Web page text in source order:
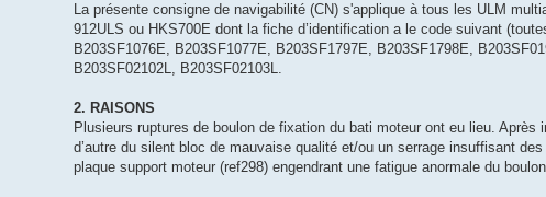
La présente consigne de navigabilité (CN) s'applique à tous les ULM
912ULS ou HKS700E dont la fiche d’identification a le code suivant
B203SF1076E, B203SF1077E, B203SF1797E, B203SF1798E,
B203SF02102L, B203SF02103L.
2. RAISONS
Plusieurs ruptures de boulon de fixation du bati moteur ont eu lieu.
d’autre du silent bloc de mauvaise qualité et/ou un serrage insuffisant
plaque support moteur (ref298) engendrant une fatigue anormale du